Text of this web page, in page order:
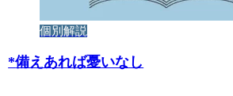
個別解説
*備えあれば憂いなし